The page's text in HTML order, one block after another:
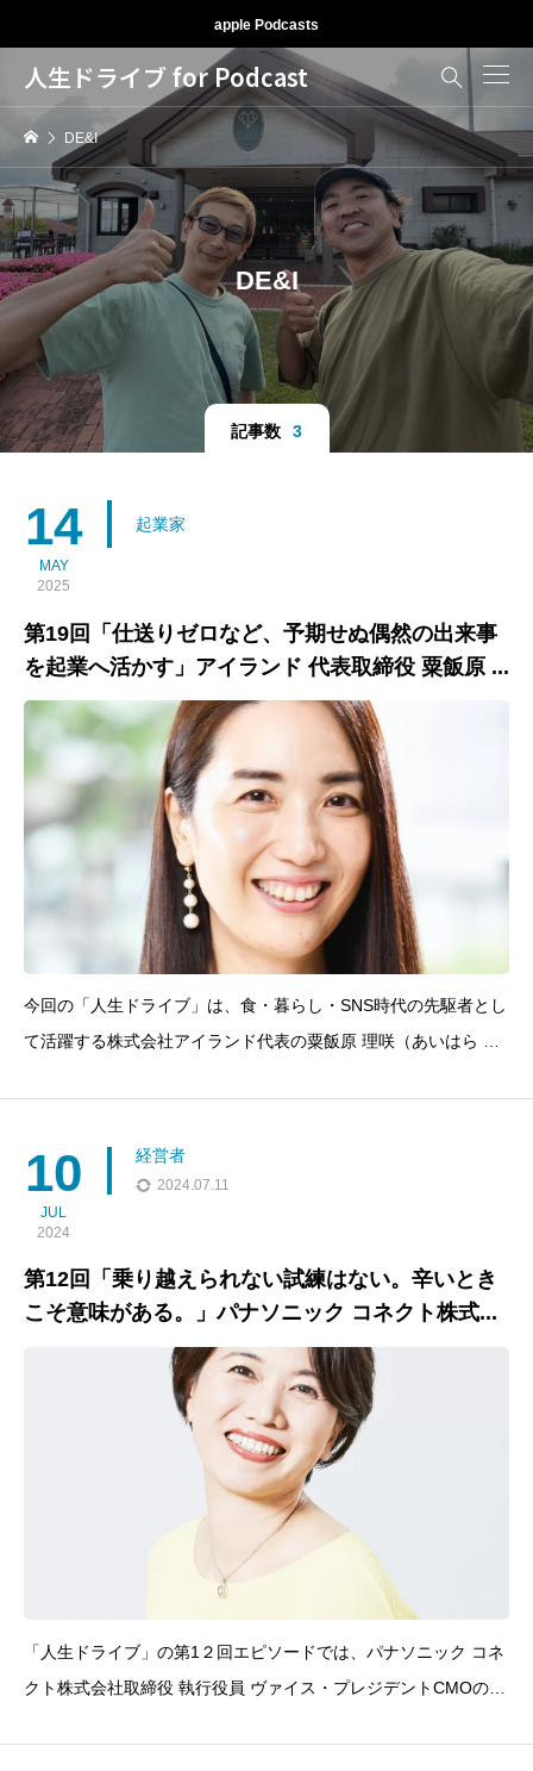
apple Podcasts
人生ドライブ for Podcast 
DE&I
DE&I
記事数 3
14
MAY
2025
起業家
第19回「仕送りゼロなど、予期せぬ偶然の出来事
を起業へ活かす」アイランド 代表取締役 粟飯原 ...
今回の「人生ドライブ」は、食・暮らし・SNS時代の先駆者とし
て活躍する株式会社アイランド代表の粟飯原 理咲（あいはら り
ち上げ、フォロワー690万人超を誇る“食と暮らし”の発信力で
10
JUL
2024
経営者
2024.07.11
第12回「乗り越えられない試練はない。辛いとき
こそ意味がある。」パナソニック コネクト株式...
「人生ドライブ」の第1２回エピソードでは、パナソニック コネ
クト株式会社取締役 執行役員 ヴァイス・プレジデントCMOの山